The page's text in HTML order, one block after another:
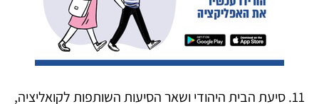
11. סיעת הבית היהודי ושאר הסיעות השותפות לקואליציה,